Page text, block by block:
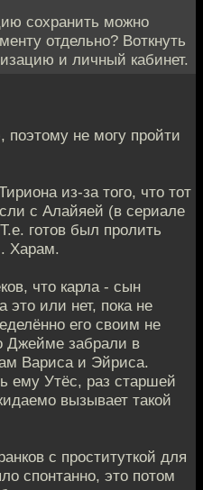
сохранить можно
отдельно? Воткнуть
и личный кабинет.
не могу пройти
из-за того, что тот
с Алайяей (в сериале
готов был пролить
Харам.
что карла - сын
это или нет, пока не
его своим не
Джейме забрали в
Вариса и Эйриса.
ему Утёс, раз старшей
вызывает такой
с проституткой для
спонтанно, это потом